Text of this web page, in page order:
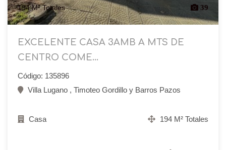
194 M² Totales 39
EXCELENTE CASA 3AMB A MTS DE
CENTRO COME...
Código: 135896
Villa Lugano , Timoteo Gordillo y Barros Pazos
Casa 194 M² Totales